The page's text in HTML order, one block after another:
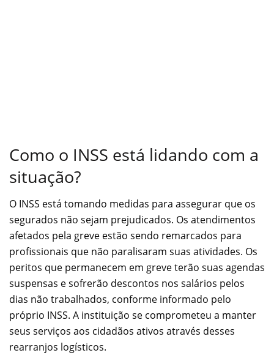
Como o INSS está lidando com a
situação?
O INSS está tomando medidas para assegurar que os
segurados não sejam prejudicados. Os atendimentos
afetados pela greve estão sendo remarcados para
profissionais que não paralisaram suas atividades. Os
peritos que permanecem em greve terão suas agendas
suspensas e sofrerão descontos nos salários pelos
dias não trabalhados, conforme informado pelo
próprio INSS. A instituição se comprometeu a manter
seus serviços aos cidadãos ativos através desses
rearranjos logísticos.